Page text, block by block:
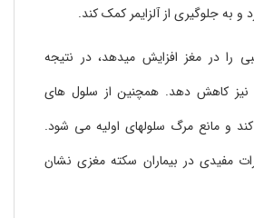
و به جلوگیری از آلزایمر کمک کند.
را در مغز افزایش میدهد، در نتیجه
کاهش دهد. همچنین از سلول های
و مانع مرگ سلولهای اولیه می شود.
مفیدی در بیماران سکته مغزی نشان